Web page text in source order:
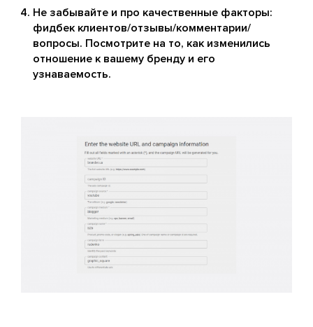
Не забывайте и про качественные факторы:
фидбек клиентов/отзывы/комментарии/
вопросы. Посмотрите на то, как изменились
отношение к вашему бренду и его
узнаваемость.